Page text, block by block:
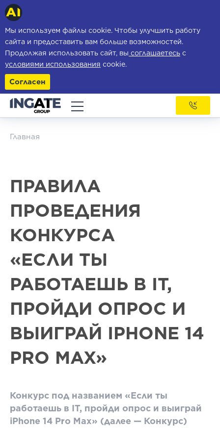
Мы используем файлы cookie. Чтобы улучшить работу
сайта и предоставить вам больше возможностей.
Продолжая использовать сайт, вы соглашаетесь с
условиями использования cookie.
Согласен
Главная
ПРАВИЛА
ПРОВЕДЕНИЯ
КОНКУРСА
«ЕСЛИ ТЫ
РАБОТАЕШЬ В IT,
ПРОЙДИ ОПРОС И
ВЫИГРАЙ IPHONE 14
РRO МAX»
Конкурс под названием «Если ты
работаешь в IT, пройди опрос и выиграй
iPhone 14 Рro Мax» (далее — Конкурс)